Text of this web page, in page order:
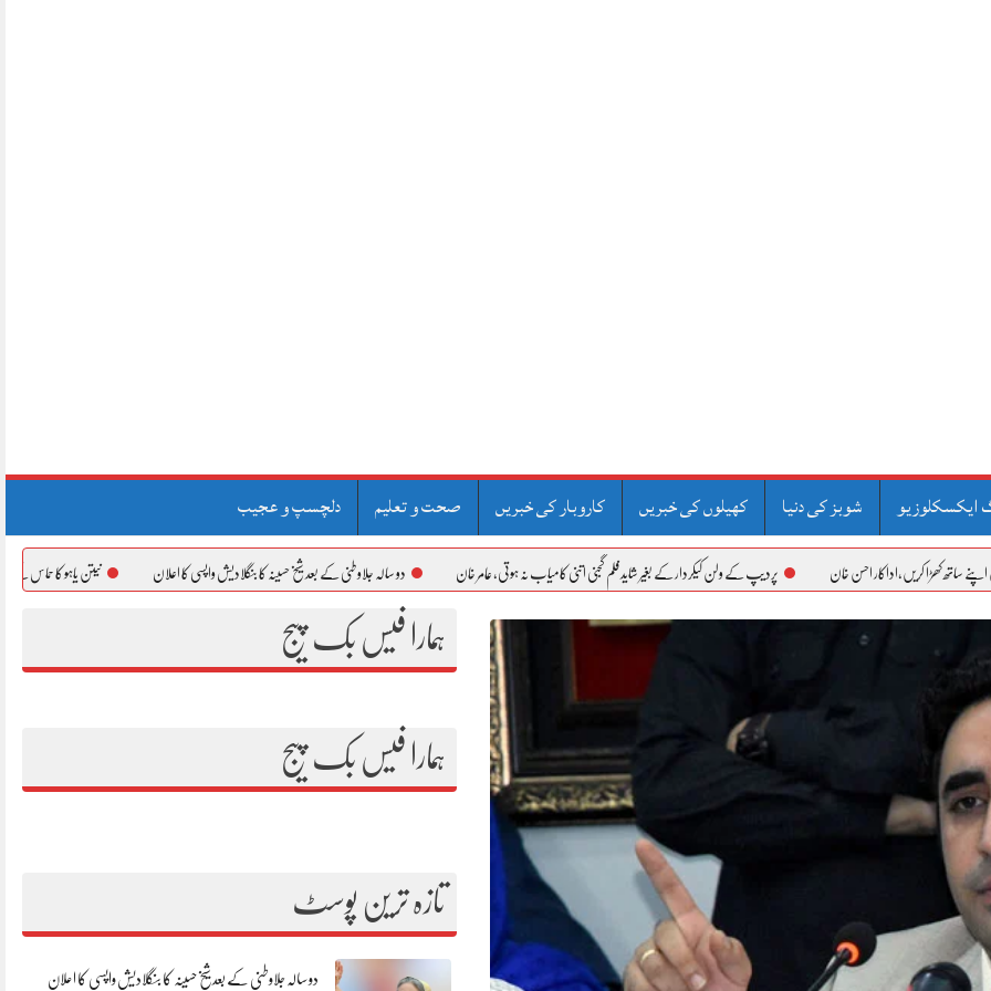
ایکسکلوزیو شوبز کی دنیا کھیلوں کی خبریں کاروبار کی خبریں صحت و تعلیم دلچسپ و عجیب
احسن خان پردیپ کے ولن کیکردار کے بغیر شاید فلم گجنی اتنی کامیاب نہ ہوتی، عامر خان دو سالہ جلاوطنی کے بعد شیخ حسینہ کا بنگلادیش واپسی کا اعلان نیتن یاہو کا حماس کے غیر مسلح ہونے تک غزہ
ہمارا فیس بک پیج
ہمارا فیس بک پیج
تازہ ترین پوسٹ
دو سالہ جلاوطنی کے بعد شیخ حسینہ کا بنگلادیش واپسی کا اعلان